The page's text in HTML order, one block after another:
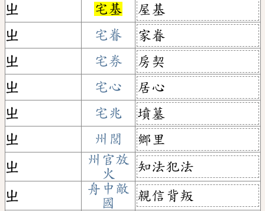
ㄓ
宅基
屋基
ㄓ
宅眷
家眷
ㄓ
宅券
房契
ㄓ
宅心
居心
ㄓ
宅兆
墳墓
ㄓ
州閭
鄉里
ㄓ
州官放
火
知法犯法
ㄓ
舟中敵
國
親信背叛